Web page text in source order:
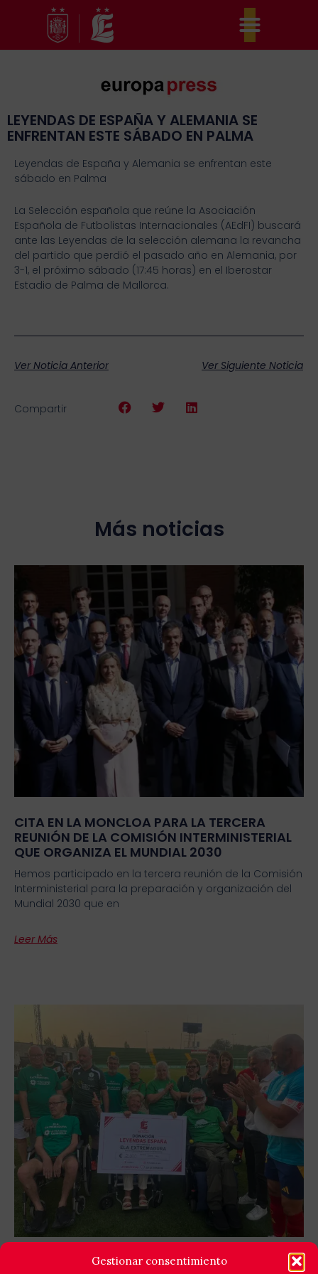
Gestionar consentimiento
contenido
LEYENDAS DE ESPAÑA Y ALEMANIA SE
ENFRENTAN ESTE SÁBADO EN PALMA
Leyendas de España y Alemania se enfrentan este
sábado en Palma
La Selección española que reúne la Asociación
Española de Futbolistas Internacionales (AEdFI) buscará
ante las Leyendas de la selección alemana la revancha
del partido que perdió el pasado año en Alemania, por
3-1, el próximo sábado (17:45 horas) en el Iberostar
Estadio de Palma de Mallorca.
Ver Noticia Anterior Ver Siguiente Noticia
Compartir
Más noticias
CITA EN LA MONCLOA PARA LA TERCERA
REUNIÓN DE LA COMISIÓN INTERMINISTERIAL
QUE ORGANIZA EL MUNDIAL 2030
Hemos participado en la tercera reunión de la Comisión
Interministerial para la preparación y organización del
Mundial 2030 que en
Leer Más
GOLES X LA ELA: LEYENDAS ESPAÑA Y EQUIPO